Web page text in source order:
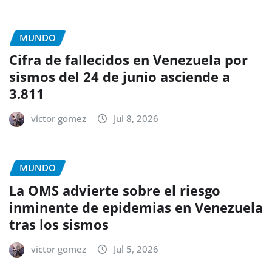
MUNDO
Cifra de fallecidos en Venezuela por
sismos del 24 de junio asciende a
3.811
victor gomez Jul 8, 2026
MUNDO
La OMS advierte sobre el riesgo
inminente de epidemias en Venezuela
tras los sismos
victor gomez Jul 5, 2026